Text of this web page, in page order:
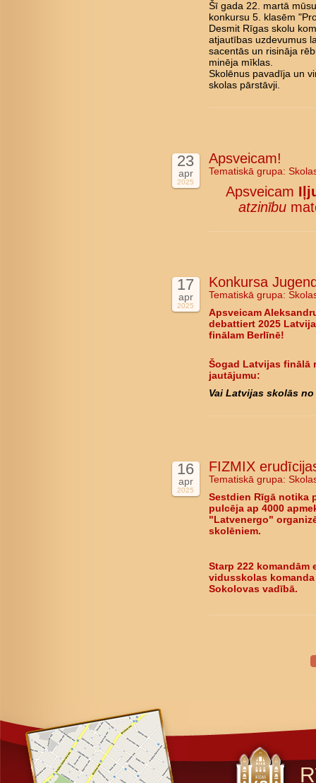
Šī gada 22. martā
konkursu 5. klasēm
Desmit Rīgas skolu
atjautības uzdevumus
sacentās un risināja
minēja mīklas.
Skolēnus pavadīja un
skolas pārstāvji.
23
apr
2025
Apsveicam!
Tematiskā grupa:
Apsveicam
atzinību
17
apr
2025
Konkursa
Tematiskā grupa:
Apsveicam
debattiert 2025
finālam Berlīnē!
Šogad Latvijas finālā
jautājumu:
Vai Latvijas skolās
16
apr
2025
FIZMIX
Tematiskā grupa:
Sestdien Rīgā notika
pulcēja ap 4000
"Latvenergo"
skolēniem.
Starp 222 komandām
vidusskolas
Sokolovas vadībā.